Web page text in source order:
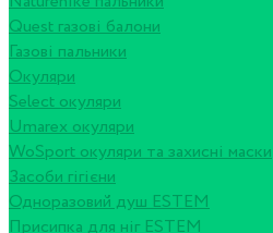
Quest газові балони
Газові пальники
Окуляри
Select окуляри
Umarex окуляри
WoSport окуляри та захисні маски
Засоби гігієни
Одноразовий душ ESTEM
Присипка для ніг ESTEM